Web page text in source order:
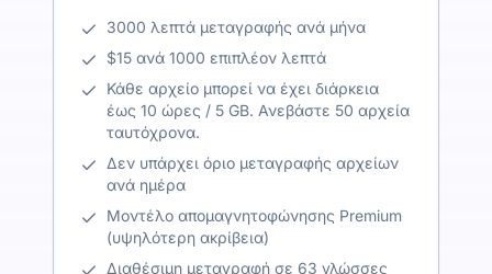
3000 λεπτά μεταγραφής ανά μήνα
$15 ανά 1000 επιπλέον λεπτά
Κάθε αρχείο μπορεί να έχει διάρκεια
έως 10 ώρες / 5 GB. Ανεβάστε 50 αρχεία
ταυτόχρονα.
Δεν υπάρχει όριο μεταγραφής αρχείων
ανά ημέρα
Μοντέλο απομαγνητοφώνησης Premium
(υψηλότερη ακρίβεια)
Διαθέσιμη μεταγραφή σε 63 γλώσσες